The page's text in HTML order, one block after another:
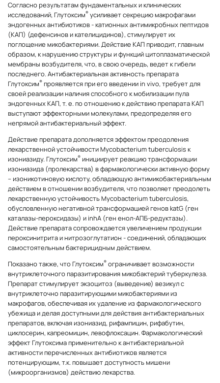
Согласно результатам фундаментальных и клинических
исследований, Глутоксим® усиливает секрецию макрофагами
эндогенных антибиотиков - катионных антимикробных пептидов
(КАП) (дефенсинов и кателицидинов), стимулирует их
поглощение микобактериями. Действие КАП приводит, главным
образом, к нарушению структуры и функций цитоплазматической
мембраны возбудителя, что, в свою очередь, ведет к гибели
последнего. Антибактериальная активность препарата
Глутоксим® проявляется при его введении in vivo, требует для
своей реализации наличия способного к мобилизации пула
эндогенных КАП, т. е. по отношению к действию препарата КАП
выступают эффекторными молекулами, предопределяя его
непрямой антибактериальный эффект.
Действие препарата дополняется эффектом преодоления
лекарственной устойчивости Mycobacterium tuberculosis к
изониазиду. Глутоксим® инициирует реакцию трансформации
изониазида (пролекарства) в фармакологически активную форму
– изоникотиновую кислоту, обладающую антимикобактериальным
действием в отношении возбудителя, что позволяет преодолеть
лекарственную устойчивость Mycobacterium tuberculosis,
обусловленную негативной трансформацией генов katG (ген
каталазы-пероксидазы) и inhA (ген енол-АПБ-редуктазы).
Действие препарата сопровождается увеличением продукции
пероксинитрита и нитрозоглутатион - соединений, обладающих
самостоятельным бактерицидным действием.
Показано также, что Глутоксим® ограничивает возможности
внутриклеточного паразитирования микобактерий туберкулеза.
Препарат стимулирует экзоцитоз (выведение) везикул с
внутриклеточно паразитирующими микобактериями из
макрофагов, обеспечивая их удаление из фармакологического
убежища и делая доступными для действия антибактериальных
препаратов, включая изониазид, рифампицин, рифабутин,
циклосерин, капреомицин, левофлоксацин. Фармакологический
эффект Глутоксима применительно к антибактериальной
активности перечисленных антибиотиков является
потенцирующим, т.к. повышает доступность мишени
(микроорганизмов) действию лекарства.